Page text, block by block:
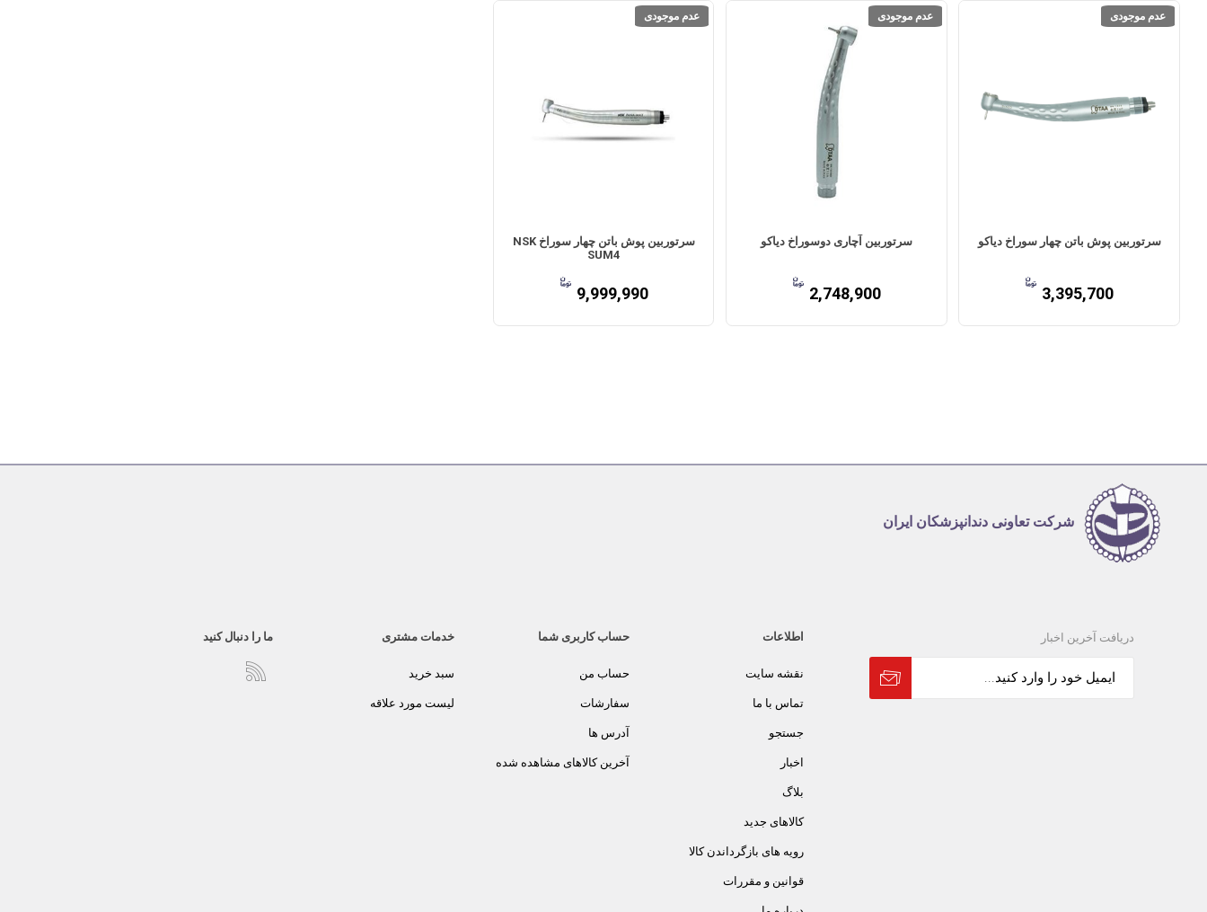
عدم موجودی
سرتوربین پوش باتن چهار سوراخ دیاکو
3,395,700
عدم موجودی
سرتوربین آچاری دوسوراخ دیاکو
2,748,900
عدم موجودی
سرتوربین پوش باتن چهار سوراخ NSK
SUM4
9,999,990
شرکت تعاونی دندانپزشکان ایران
دریافت آخرین اخبار اطلاعات
نقشه سایت
تماس با ما
جستجو
اخبار
بلاگ
کالاهای جدید
رویه های بازگرداندن کالا
قوانین و مقررات
حساب کاربری شما
حساب من
سفارشات
آدرس ها
آخرین کالاهای مشاهده شده
خدمات مشتری
سبد خرید
لیست مورد علاقه
ما را دنبال کنید